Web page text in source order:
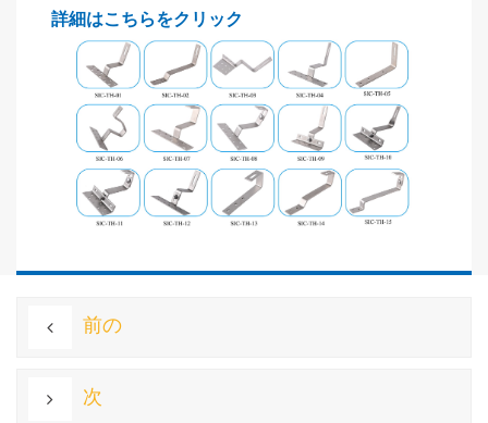
詳細はこちらをクリック
前の
次